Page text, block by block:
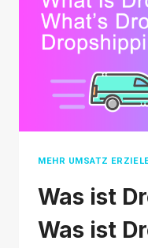
EINEN
ONLINE-
SHOP
AUF
MEHR UMSATZ
Was ist
Was ist